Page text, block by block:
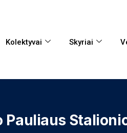
Kolektyvai Skyriai
Pauliaus